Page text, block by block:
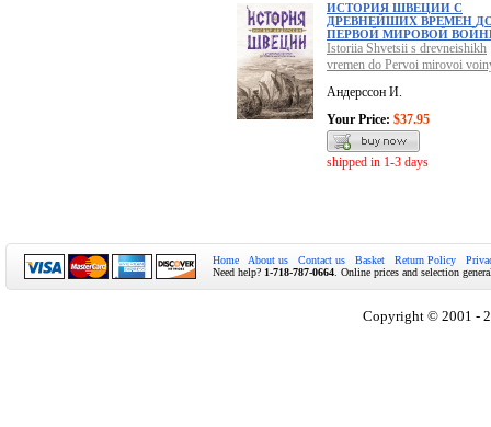
ИСТОРИЯ ШВЕЦИИ С
ДРЕВНЕЙШИХ ВРЕМЕН
ПЕРВОЙ МИРОВОЙ
Istoriia Shvetsii s drevneishikh
vremen do Pervoi mirovoi
Андерссон И.
Your Price: $37.95
shipped in 1-3 days
Home About us Contact us Basket Return Policy
Need help? 1-718-787-0664 . Online prices and selection
Copyright © 2001 -